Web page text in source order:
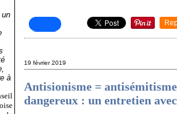
un
à
19 février 2019
Antisionisme =
dangereux : un entretien